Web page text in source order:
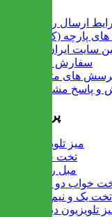
ارسال رایگان
پارچه (کالیته)
سایت ایران میز
سفارش عمده
های متداول
و پاسخ مشتریان
پرفروش ها
میز تلویزیون
تخت خواب
مبل راحتی
خواب دو طبقه
تخت یک و نیم نفره
تلویزیون دیواری